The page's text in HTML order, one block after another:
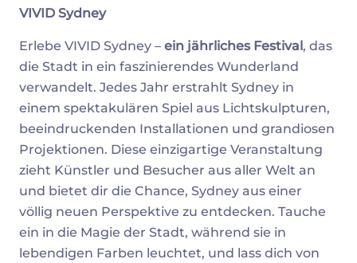
VIVID Sydney
Erlebe VIVID Sydney – ein jährliches Festival, das
die Stadt in ein faszinierendes Wunderland
verwandelt. Jedes Jahr erstrahlt Sydney in
einem spektakulären Spiel aus Lichtskulpturen,
beeindruckenden Installationen und grandiosen
Projektionen. Diese einzigartige Veranstaltung
zieht Künstler und Besucher aus aller Welt an
und bietet dir die Chance, Sydney aus einer
völlig neuen Perspektive zu entdecken. Tauche
ein in die Magie der Stadt, während sie in
lebendigen Farben leuchtet, und lass dich von